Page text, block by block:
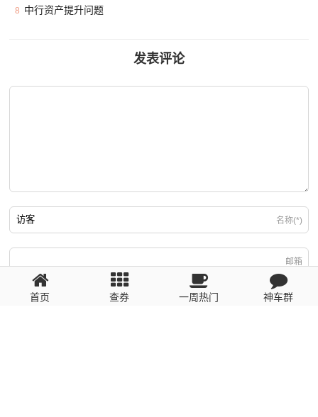
8 中行资产提升问题
发表评论
名称(*)
邮箱
回复需填写必要信息
首页 查券 一周热门 神车群